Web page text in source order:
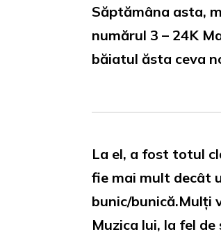
Săptămâna asta,
numărul 3 – 24K
băiatul ăsta ceva
La el, a fost totul
fie mai mult decât
bunic/bunică.Mulți
Muzica lui, la fel